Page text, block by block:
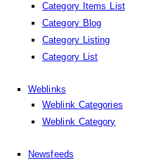
Category Items List
Category Blog
Category Listing
Category List
Weblinks
Weblink Categories
Weblink Category
Newsfeeds